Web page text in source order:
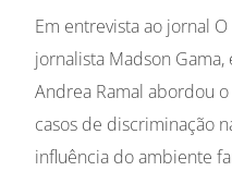
Em entrevista ao jornal
jornalista Madson
Andrea Ramal abordou
casos de discriminação
influência do ambiente